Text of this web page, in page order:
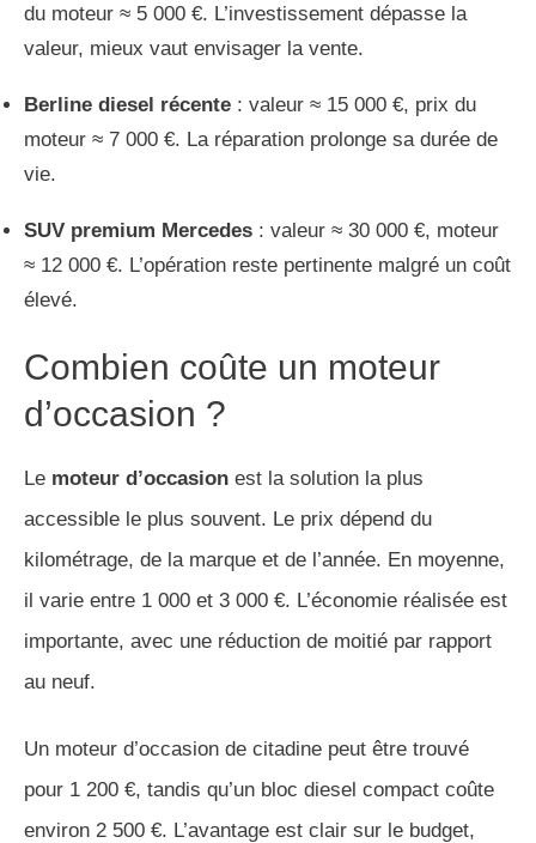
du moteur ≈ 5 000 €. L’investissement dépasse la
valeur, mieux vaut envisager la vente.
Berline diesel récente : valeur ≈ 15 000 €, prix du
moteur ≈ 7 000 €. La réparation prolonge sa durée de
vie.
SUV premium Mercedes : valeur ≈ 30 000 €, moteur
≈ 12 000 €. L’opération reste pertinente malgré un coût
élevé.
Combien coûte un moteur
d’occasion ?
Le moteur d’occasion est la solution la plus
accessible le plus souvent. Le prix dépend du
kilométrage, de la marque et de l’année. En moyenne,
il varie entre 1 000 et 3 000 €. L’économie réalisée est
importante, avec une réduction de moitié par rapport
au neuf.
Un moteur d’occasion de citadine peut être trouvé
pour 1 200 €, tandis qu’un bloc diesel compact coûte
environ 2 500 €. L’avantage est clair sur le budget,